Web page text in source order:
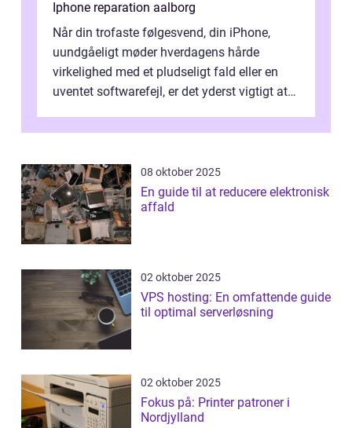
Iphone reparation aalborg
Når din trofaste følgesvend, din iPhone,
uundgåeligt møder hverdagens hårde
virkelighed med et pludseligt fald eller en
uventet softwarefejl, er det yderst vigtigt at
08 oktober 2025
En guide til at reducere elektronisk
affald
02 oktober 2025
VPS hosting: En omfattende guide
til optimal serverløsning
02 oktober 2025
Fokus på: Printer patroner i
Nordjylland